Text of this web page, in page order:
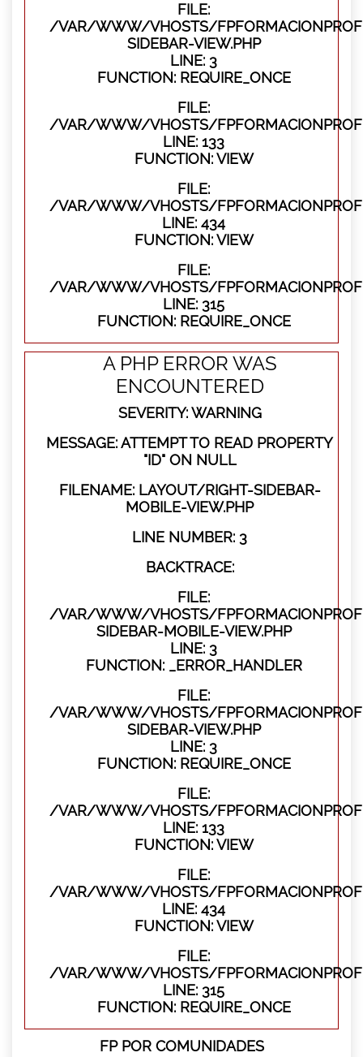
FILE:
/VAR/WWW/VHOSTS/
SIDEBAR-VIEW.PHP
LINE: 3
FUNCTION: REQUIRE_ONCE
FILE:
/VAR/WWW/VHOSTS/
LINE: 133
FUNCTION: VIEW
FILE:
/VAR/WWW/VHOSTS/
LINE: 434
FUNCTION: VIEW
FILE:
/VAR/WWW/VHOSTS/
LINE: 315
FUNCTION: REQUIRE_ONCE
A PHP ERROR WAS
ENCOUNTERED
SEVERITY: WARNING
MESSAGE: ATTEMPT TO READ PROPERTY
"ID" ON NULL
FILENAME: LAYOUT/RIGHT-SIDEBAR-
MOBILE-VIEW.PHP
LINE NUMBER: 3
BACKTRACE:
FILE:
/VAR/WWW/VHOSTS/
SIDEBAR-MOBILE-VIEW.PHP
LINE: 3
FUNCTION: _ERROR_HANDLER
FILE:
/VAR/WWW/VHOSTS/
SIDEBAR-VIEW.PHP
LINE: 3
FUNCTION: REQUIRE_ONCE
FILE:
/VAR/WWW/VHOSTS/
LINE: 133
FUNCTION: VIEW
FILE:
/VAR/WWW/VHOSTS/
LINE: 434
FUNCTION: VIEW
FILE:
/VAR/WWW/VHOSTS/
LINE: 315
FUNCTION: REQUIRE_ONCE
FP POR COMUNIDADES